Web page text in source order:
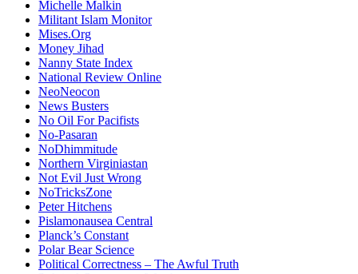
Michelle Malkin
Militant Islam Monitor
Mises.Org
Money Jihad
Nanny State Index
National Review Online
NeoNeocon
News Busters
No Oil For Pacifists
No-Pasaran
NoDhimmitude
Northern Virginiastan
Not Evil Just Wrong
NoTricksZone
Peter Hitchens
Pislamonausea Central
Planck’s Constant
Polar Bear Science
Political Correctness – The Awful Truth